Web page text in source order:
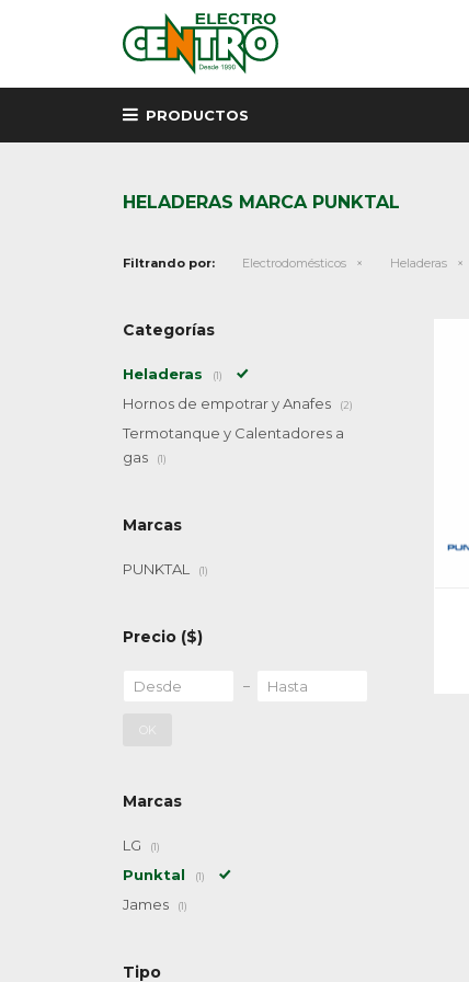
PRODUCTOS
HELADERAS MARCA PUNKTAL
Filtrando por: Electrodomésticos Heladeras
Categorías
Heladeras (1)
Hornos de empotrar y Anafes (2)
Termotanque y Calentadores a
gas
(1)
Marcas
PUNKTAL (1)
Precio ($)
OK
Marcas
LG (1)
Punktal (1)
James (1)
Tipo